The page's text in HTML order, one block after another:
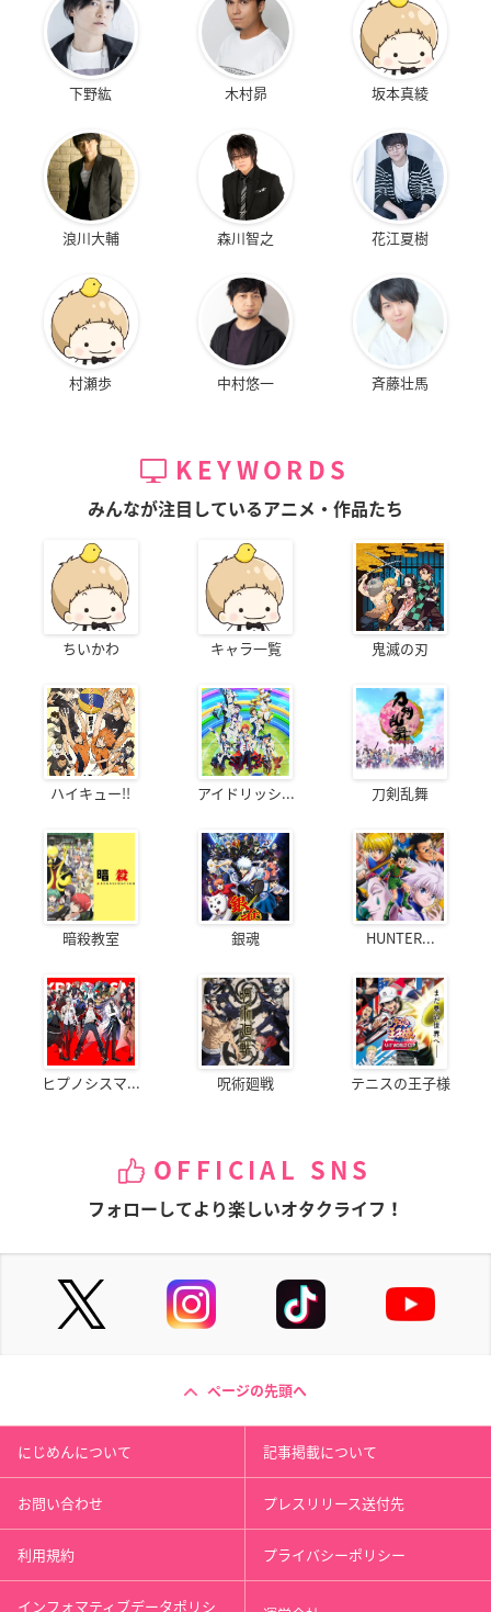
下野紘 木村昴 坂本真綾
浪川大輔 森川智之 花江夏樹
村瀬歩 中村悠一 斉藤壮馬
KEYWORDS
みんなが注目しているアニメ・作品たち
ちいかわ キャラ一覧 鬼滅の刃
ハイキュー!! アイドリッシ... 刀剣乱舞
暗殺教室 銀魂 HUNTER...
ヒプノシスマ... 呪術廻戦 テニスの王子様
OFFICIAL SNS
フォローしてより楽しいオタクライフ！
ページの先頭へ
にじめんについて 記事掲載について
お問い合わせ プレスリリース送付先
利用規約 プライバシーポリシー
インフォマティブデータポリシ